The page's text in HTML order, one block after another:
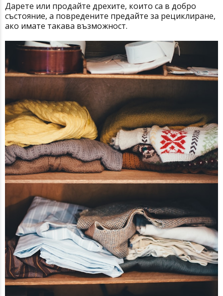
Дарете или продайте дрехите, които са в добро
състояние, а повредените предайте за рециклиране,
ако имате такава възможност.